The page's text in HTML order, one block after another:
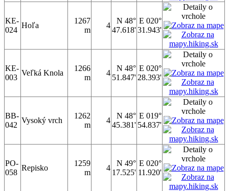
KE-
024
Hoľa
1267
m
4
N 48°
47.618'
E 020°
31.943'
KE-
003
Veľká Knola
1266
m
4
N 48°
51.847'
E 020°
28.393'
BB-
042
Vysoký vrch
1262
m
4
N 48°
45.381'
E 019°
54.837'
PO-
058
Repisko
1259
m
4
N 49°
17.525'
E 020°
11.920'